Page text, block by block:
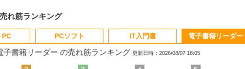
れ筋ランキング
PC PCソフト IT入門書 電子書籍リーダー
子書籍リーダー の売れ筋ランキング 更新日時：2026/08/07 18:05